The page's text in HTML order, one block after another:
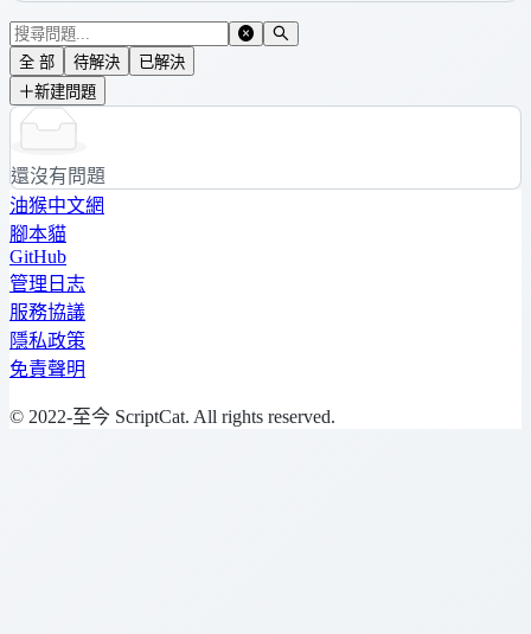
全 部 待解決
已解決
新建問題
還沒有問題
油猴中文網
腳本貓
GitHub
管理日志
服務協議
隱私政策
免責聲明
© 2022-至今 ScriptCat. All rights reserved.